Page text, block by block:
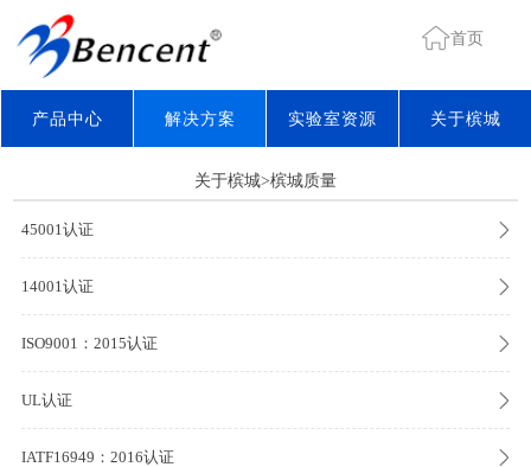
首页
产品中心 解决方案 实验室资源 关于槟城
关于槟城>槟城质量
45001认证
14001认证
ISO9001：2015认证
UL认证
IATF16949：2016认证